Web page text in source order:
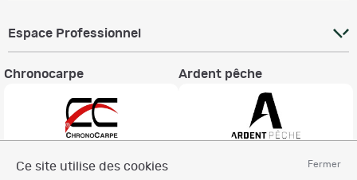
Fermer
Ce site utilise des cookies
Espace Professionnel
Chronocarpe Ardent pêche